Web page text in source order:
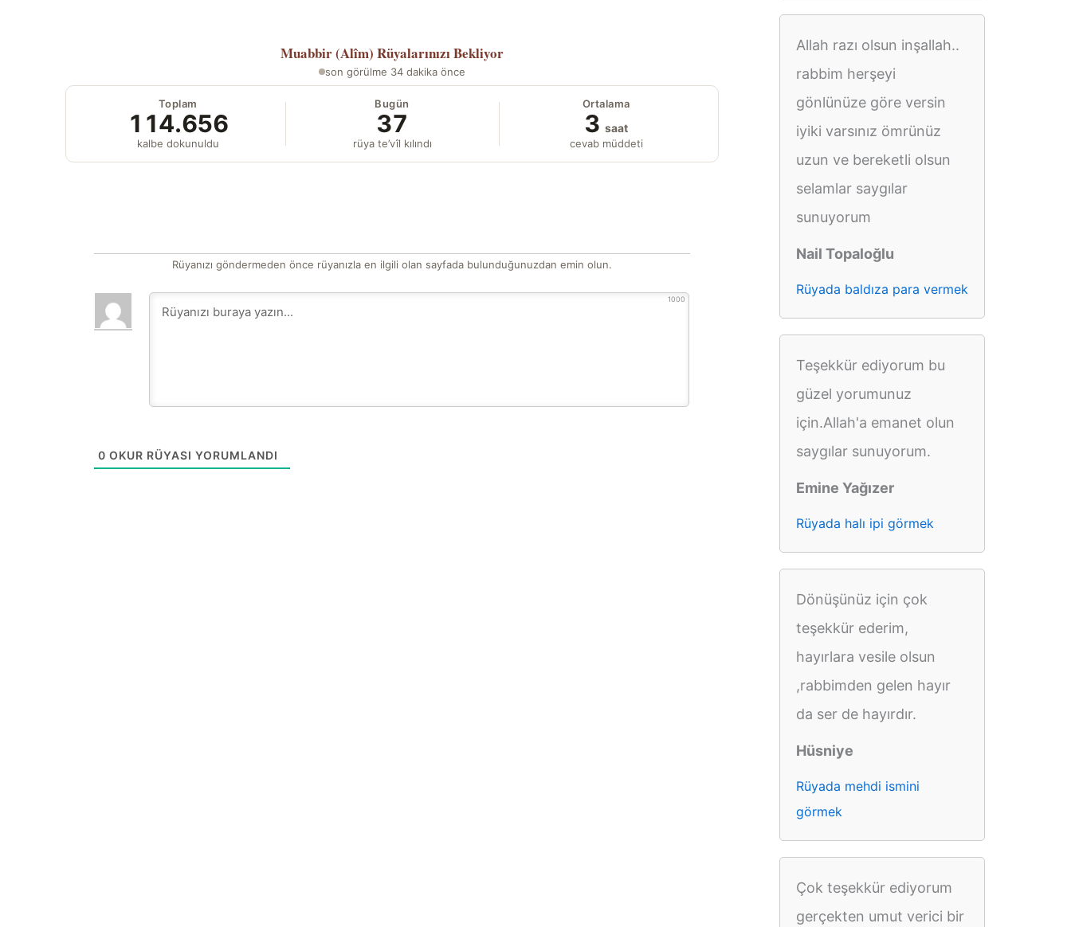
Muabbir (Alîm) Rüyalarınızı Bekliyor
son görülme 34 dakika önce
Toplam
114.656
kalbe dokunuldu
Bugün
37
rüya te’vîl kılındı
Ortalama
3 saat
cevab müddeti
Rüyanızı göndermeden önce rüyanızla en ilgili olan sayfada bulunduğunuzdan emin olun.
1000
0 OKUR RÜYASI YORUMLANDI
Allah razı olsun inşallah..
rabbim herşeyi
gönlünüze göre versin
iyiki varsınız ömrünüz
uzun ve bereketli olsun
selamlar saygılar
sunuyorum
Nail Topaloğlu
Rüyada baldıza para vermek
Teşekkür ediyorum bu
güzel yorumunuz
için.Allah'a emanet olun
saygılar sunuyorum.
Emine Yağızer
Rüyada halı ipi görmek
Dönüşünüz için çok
teşekkür ederim,
hayırlara vesile olsun
,rabbimden gelen hayır
da ser de hayırdır.
Hüsniye
Rüyada mehdi ismini
görmek
Çok teşekkür ediyorum
gerçekten umut verici bir